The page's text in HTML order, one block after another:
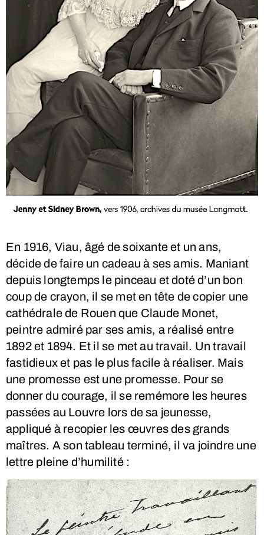
En 1916, Viau, âgé de soixante et un ans,
décide de faire un cadeau à ses amis. Maniant
depuis longtemps le pinceau et doté d’un bon
coup de crayon, il se met en tête de copier une
cathédrale de Rouen que Claude Monet,
peintre admiré par ses amis, a réalisé entre
1892 et 1894. Et il se met au travail. Un travail
fastidieux et pas le plus facile à réaliser. Mais
une promesse est une promesse. Pour se
donner du courage, il se remémore les heures
passées au Louvre lors de sa jeunesse,
appliqué à recopier les œuvres des grands
maîtres. A son tableau terminé, il va joindre une
lettre pleine d’humilité :